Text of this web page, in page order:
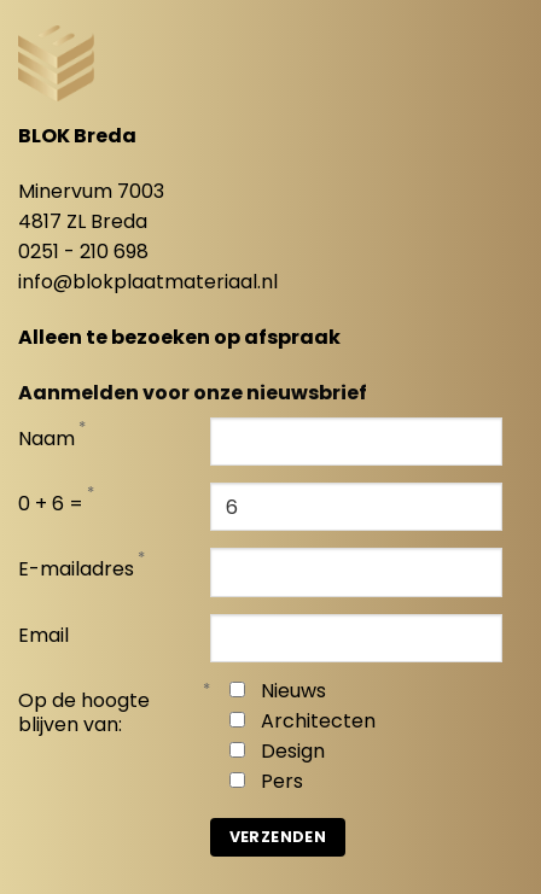
BLOK Breda
Minervum 7003
4817 ZL Breda
0251 - 210 698
info@blokplaatmateriaal.nl
Alleen te bezoeken op afspraak
Aanmelden voor onze nieuwsbrief
Naam *
0 + 6 = *
E-mailadres *
Email
Op de hoogte
blijven van:
*
Nieuws
Architecten
Design
Pers